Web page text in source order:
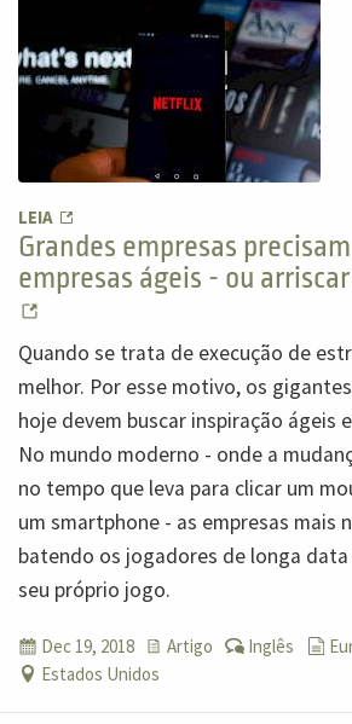
LEIA
Grandes empresas
empresas ágeis - ou
Quando se trata de execução de
melhor. Por esse motivo, os
hoje devem buscar inspiração ágeis
No mundo moderno - onde a
no tempo que leva para clicar um
um smartphone - as empresas mais
batendo os jogadores de longa
seu próprio jogo.
Dec 19, 2018 Artigo Inglês
Estados Unidos